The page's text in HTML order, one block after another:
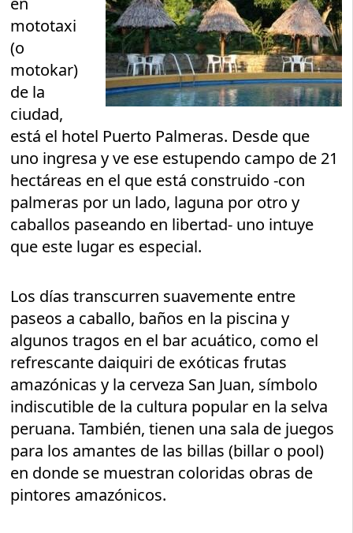
mototaxi
(o
motokar)
de la
ciudad,
está el hotel Puerto Palmeras. Desde que
uno ingresa y ve ese estupendo campo de 21
hectáreas en el que está construido -con
palmeras por un lado, laguna por otro y
caballos paseando en libertad- uno intuye
que este lugar es especial.
Los días transcurren suavemente entre
paseos a caballo, baños en la piscina y
algunos tragos en el bar acuático, como el
refrescante daiquiri de exóticas frutas
amazónicas y la cerveza San Juan, símbolo
indiscutible de la cultura popular en la selva
peruana. También, tienen una sala de juegos
para los amantes de las billas (billar o pool)
en donde se muestran coloridas obras de
pintores amazónicos.